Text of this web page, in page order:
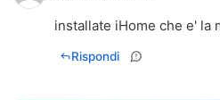
installate iHome che e' la
Rispondi